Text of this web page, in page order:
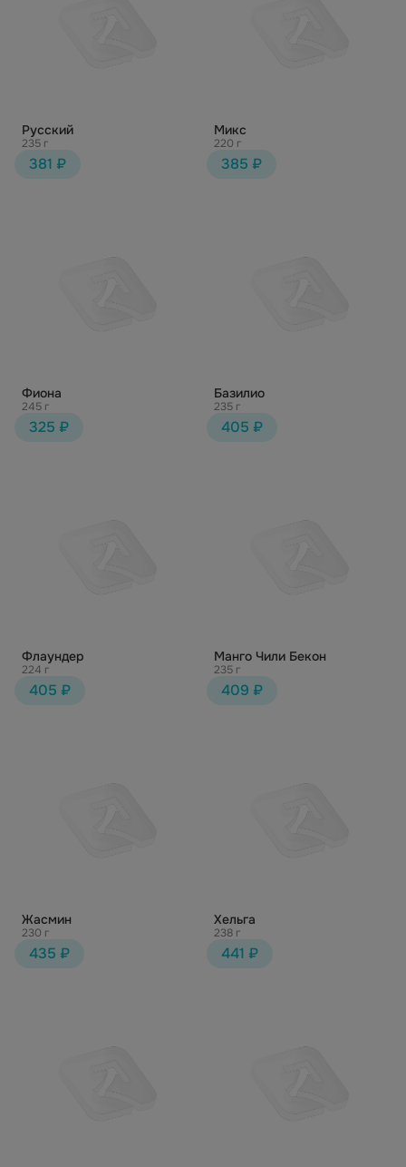
Русский
235 г
381 ₽
Микс
220 г
385 ₽
Фиона
245 г
325 ₽
Базилио
235 г
405 ₽
Флаундер
224 г
405 ₽
Манго Чили Бекон
235 г
409 ₽
Жасмин
230 г
435 ₽
Хельга
238 г
441 ₽